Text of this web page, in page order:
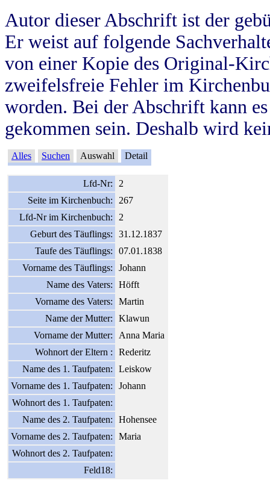
Autor dieser Abschrift ist der
Er weist auf folgende
von einer Kopie des Original-
zweifelsfreie Fehler im
worden. Bei der Abschrift kann
gekommen sein. Deshalb wird
Alles Suchen Auswahl Detail
Lfd-Nr:
2
Seite im Kirchenbuch:
267
Lfd-Nr im Kirchenbuch:
2
Geburt des Täuflings:
31.12.1837
Taufe des Täuflings:
07.01.1838
Vorname des Täuflings:
Johann
Name des Vaters:
Höfft
Vorname des Vaters:
Martin
Name der Mutter:
Klawun
Vorname der Mutter:
Anna Maria
Wohnort der Eltern :
Rederitz
Name des 1. Taufpaten:
Leiskow
Vorname des 1. Taufpaten:
Johann
Wohnort des 1. Taufpaten:
Name des 2. Taufpaten:
Hohensee
Vorname des 2. Taufpaten:
Maria
Wohnort des 2. Taufpaten:
Feld18: